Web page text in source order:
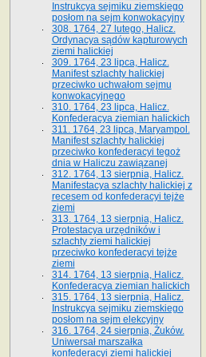
Instrukcya sejmiku ziemskiego
posłom na sejm konwokacyjny
308. 1764, 27 lutego, Halicz.
Ordynacya sądów kapturowych
ziemi halickiej
309. 1764, 23 lipca, Halicz.
Manifest szlachty halickiej
przeciwko uchwałom sejmu
konwokacyjnego
310. 1764, 23 lipca, Halicz.
Konfederacya ziemian halickich
311. 1764, 23 lipca, Maryampol.
Manifest szlachty halickiej
przeciwko konfederacyi tegoż
dnia w Haliczu zawiązanej
312. 1764, 13 sierpnia, Halicz.
Manifestacya szlachty halickiej z
recesem od konfederacyi tejże
ziemi
313. 1764, 13 sierpnia, Halicz.
Protestacya urzędników i
szlachty ziemi halickiej
przeciwko konfederacyi tejże
ziemi
314. 1764, 13 sierpnia, Halicz.
Konfederacya ziemian halickich
315. 1764, 13 sierpnia, Halicz.
Instrukcya sejmiku ziemskiego
posłom na sejm elekcyjny
316. 1764, 24 sierpnia, Żuków.
Uniwersał marszałka
konfederacyi ziemi halickiej